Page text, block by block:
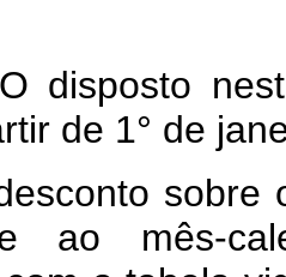
neste
de 1° de
sobre
ao mês-